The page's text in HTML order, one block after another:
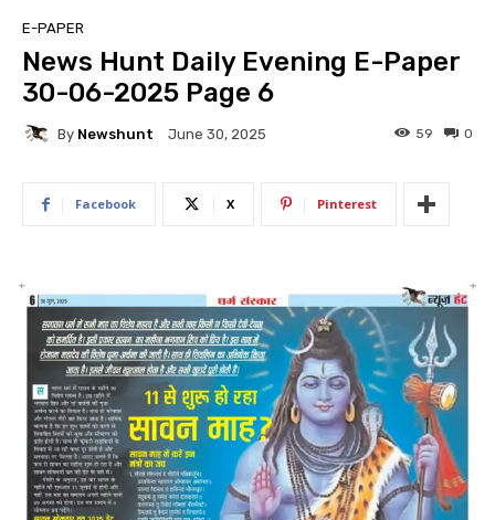
E-PAPER
News Hunt Daily Evening E-Paper
30-06-2025 Page 6
By Newshunt June 30, 2025 0
59
Facebook X Pinterest